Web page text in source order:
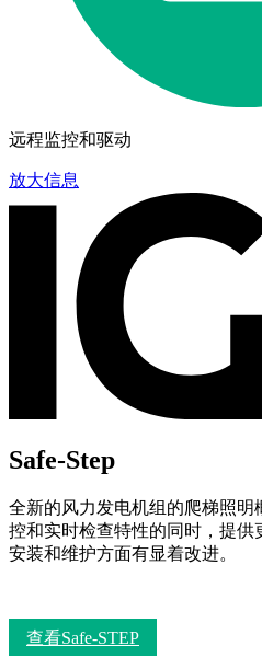
远程监控和驱动
放大信息
Safe-Step
全新的风力发电机组的爬梯照
控和实时检查特性的同时，提
安装和维护方面有显着改进。
查看Safe-STEP